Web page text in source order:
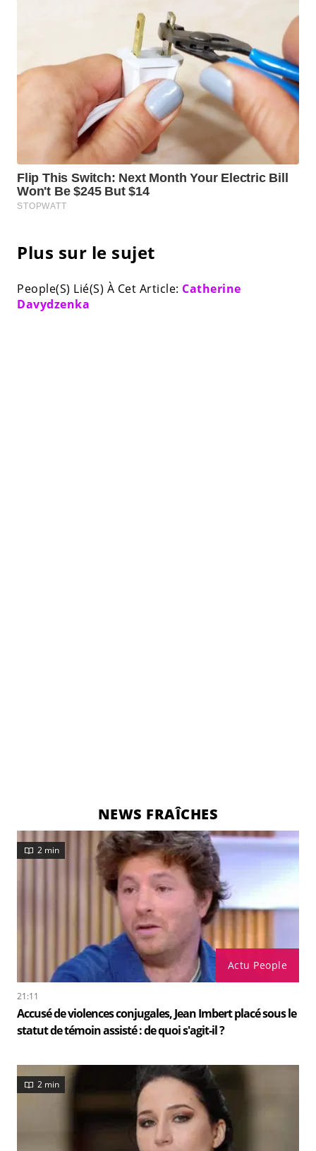
Plus sur le sujet
People(S) Lié(S) À Cet Article: Catherine
Davydzenka
NEWS FRAÎCHES
Actu People
2 min
21:11
Accusé de violences conjugales, Jean Imbert placé sous le
statut de témoin assisté : de quoi s'agit-il ?
2 min